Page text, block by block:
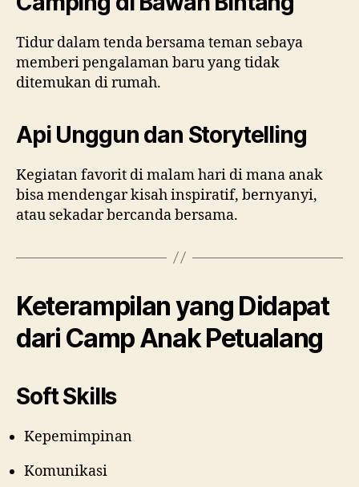
Tidur dalam tenda bersama teman sebaya
memberi pengalaman baru yang tidak
ditemukan di rumah.
Api Unggun dan Storytelling
Kegiatan favorit di malam hari di mana anak
bisa mendengar kisah inspiratif, bernyanyi,
atau sekadar bercanda bersama.
Keterampilan yang Didapat
dari Camp Anak Petualang
Soft Skills
Kepemimpinan
Komunikasi